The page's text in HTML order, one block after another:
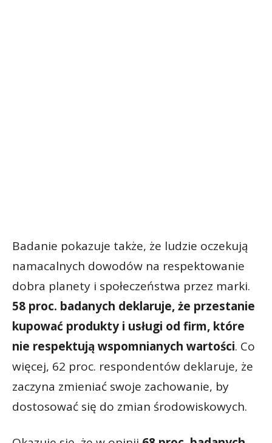
Badanie pokazuje także, że ludzie oczekują
namacalnych dowodów na respektowanie
dobra planety i społeczeństwa przez marki.
58 proc. badanych deklaruje, że przestanie
kupować produkty i usługi od firm, które
nie respektują wspomnianych wartości. Co
więcej, 62 proc. respondentów deklaruje, że
zaczyna zmieniać swoje zachowanie, by
dostosować się do zmian środowiskowych.